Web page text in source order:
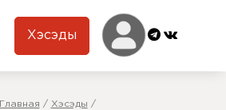
Хэсэды
Главная / Хэсэды /